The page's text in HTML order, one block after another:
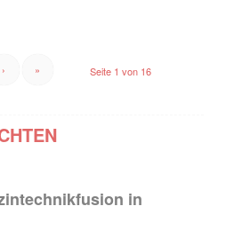
Seite 1 von 16
› »
in